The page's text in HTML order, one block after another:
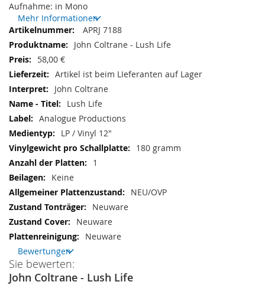
Aufnahme: in Mono
Mehr Informationen
Mehr
Informationen
APRJ 7188
John Coltrane - Lush Life
58,00 €
Artikel ist beim LIeferanten auf Lager
John Coltrane
Lush Life
Analogue Productions
LP / Vinyl 12"
180 gramm
1
Keine
NEU/OVP
Neuware
Neuware
Neuware
Bewertungen
Sie bewerten:
John Coltrane - Lush Life